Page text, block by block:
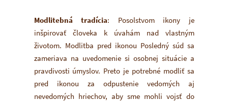
Modlitebná tradícia: Posolstvom ikony je
inšpirovať človeka k úvahám nad vlastným
životom. Modlitba pred ikonou Posledný súd sa
zameriava na uvedomenie si osobnej situácie a
pravdivosti úmyslov. Preto je potrebné modliť sa
pred ikonou za odpustenie vedomých aj
nevedomých hriechov, aby sme mohli vojsť do